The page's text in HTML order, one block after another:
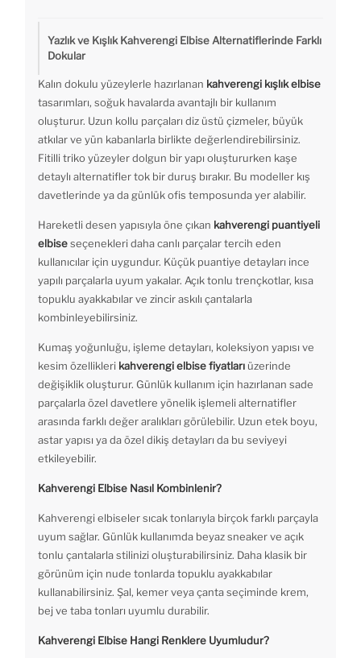
Yazlık ve Kışlık Kahverengi Elbise Alternatiflerinde Farklı
Dokular
Kalın dokulu yüzeylerle hazırlanan kahverengi kışlık elbise
tasarımları, soğuk havalarda avantajlı bir kullanım
oluşturur. Uzun kollu parçaları diz üstü çizmeler, büyük
atkılar ve yün kabanlarla birlikte değerlendirebilirsiniz.
Fitilli triko yüzeyler dolgun bir yapı oluştururken kaşe
detaylı alternatifler tok bir duruş bırakır. Bu modeller kış
davetlerinde ya da günlük ofis temposunda yer alabilir.
Hareketli desen yapısıyla öne çıkan kahverengi puantiyeli
elbiseseçenekleri daha canlı parçalar tercih eden
kullanıcılar için uygundur. Küçük puantiye detayları ince
yapılı parçalarla uyum yakalar. Açık tonlu trençkotlar, kısa
topuklu ayakkabılar ve zincir askılı çantalarla
kombinleyebilirsiniz.
Kumaş yoğunluğu, işleme detayları, koleksiyon yapısı ve
kesim özellikleri kahverengi elbise fiyatları üzerinde
değişiklik oluşturur. Günlük kullanım için hazırlanan sade
parçalarla özel davetlere yönelik işlemeli alternatifler
arasında farklı değer aralıkları görülebilir. Uzun etek boyu,
astar yapısı ya da özel dikiş detayları da bu seviyeyi
etkileyebilir.
Kahverengi Elbise Nasıl Kombinlenir?
Kahverengi elbiseler sıcak tonlarıyla birçok farklı parçayla
uyum sağlar. Günlük kullanımda beyaz sneaker ve açık
tonlu çantalarla stilinizi oluşturabilirsiniz. Daha klasik bir
görünüm için nude tonlarda topuklu ayakkabılar
kullanabilirsiniz. Şal, kemer veya çanta seçiminde krem,
bej ve taba tonları uyumlu durabilir.
Kahverengi Elbise Hangi Renklere Uyumludur?